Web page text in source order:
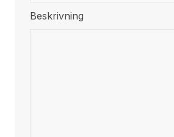
Beskrivning